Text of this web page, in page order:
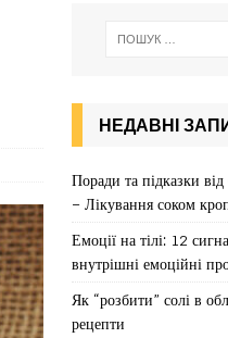
НЕДАВНІ
Поради та підказки
– Лікування соком
Емоції на тілі: 12
внутрішні емоційні
Як “розбити” солі в
рецепти